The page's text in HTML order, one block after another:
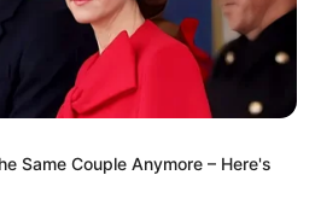
Same Couple Anymore – Here's